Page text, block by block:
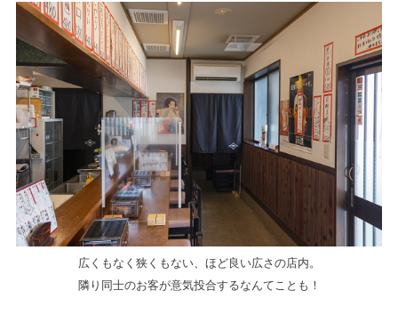
広くもなく狭くもない、ほど良い広さの店内。
隣り同士のお客が意気投合するなんてことも！